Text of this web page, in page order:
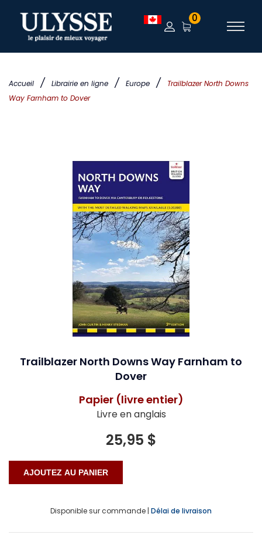
Accueil / Librairie en ligne / Europe /
Trailblazer North Downs
Way Farnham to Dover
0
Trailblazer North Downs Way Farnham to
Dover
Papier (livre entier)
Livre en anglais
25,95 $
Disponible sur commande | Délai de livraison